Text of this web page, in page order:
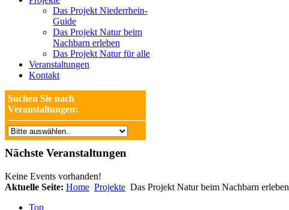
Das Projekt Niederrhein-
Guide
Das Projekt Natur beim
Nachbarn erleben
Das Projekt Natur für alle
Veranstaltungen
Kontakt
Suchen Sie nach
Veranstaltungen:
Nächste Veranstaltungen
Keine Events vorhanden!
Aktuelle Seite: Home Projekte Das Projekt Natur beim Nachbarn erleben
Top